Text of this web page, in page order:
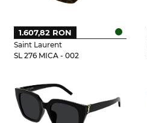
Saint Laurent
SL 276 MICA - 002
1.607,82 RON